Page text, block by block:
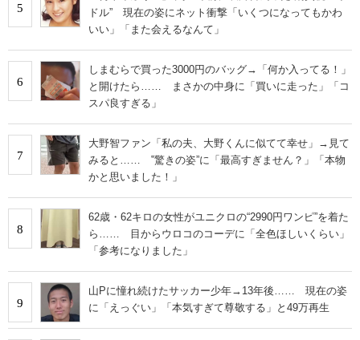
5
ドル” 現在の姿にネット衝撃「いくつになってもかわ
いい」「また会えるなんて」
6
しまむらで買った3000円のバッグ→「何か入ってる！」
と開けたら…… まさかの中身に「買いに走った」「コ
スパ良すぎる」
7
大野智ファン「私の夫、大野くんに似てて幸せ」→見て
みると…… ‟驚きの姿”に「最高すぎません？」「本物
かと思いました！」
8
62歳・62キロの女性がユニクロの“2990円ワンピ”を着た
ら…… 目からウロコのコーデに「全色ほしいくらい」
「参考になりました」
9
山Pに憧れ続けたサッカー少年→13年後…… 現在の姿
に「えっぐい」「本気すぎて尊敬する」と49万再生